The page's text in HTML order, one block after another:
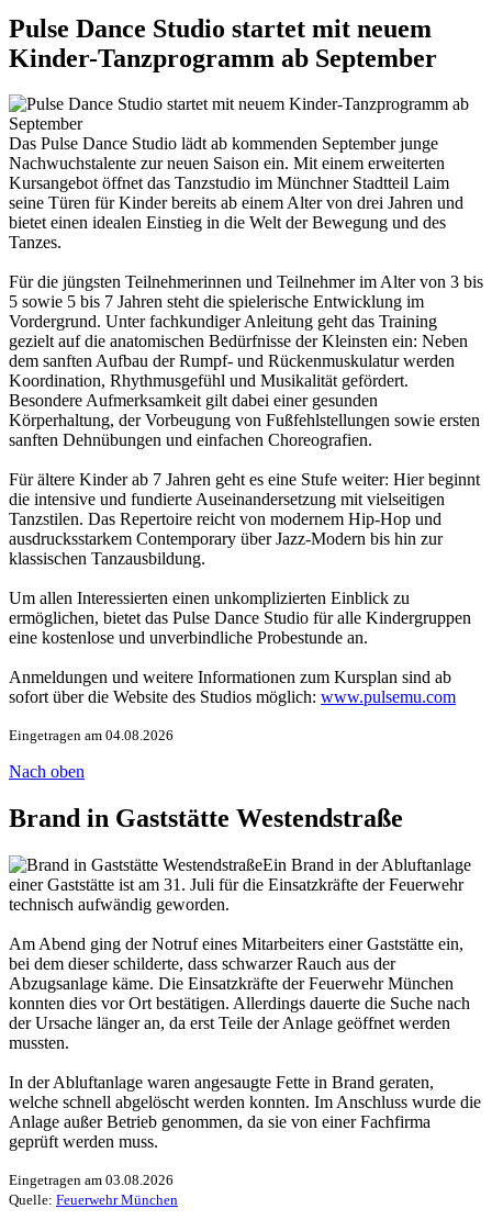
Pulse Dance Studio startet mit neuem
Kinder-Tanzprogramm ab September
Das Pulse Dance Studio lädt ab kommenden September junge
Nachwuchstalente zur neuen Saison ein. Mit einem erweiterten
Kursangebot öffnet das Tanzstudio im Münchner Stadtteil Laim
seine Türen für Kinder bereits ab einem Alter von drei Jahren und
bietet einen idealen Einstieg in die Welt der Bewegung und des
Tanzes.
Für die jüngsten Teilnehmerinnen und Teilnehmer im Alter von 3 bis
5 sowie 5 bis 7 Jahren steht die spielerische Entwicklung im
Vordergrund. Unter fachkundiger Anleitung geht das Training
gezielt auf die anatomischen Bedürfnisse der Kleinsten ein: Neben
dem sanften Aufbau der Rumpf- und Rückenmuskulatur werden
Koordination, Rhythmusgefühl und Musikalität gefördert.
Besondere Aufmerksamkeit gilt dabei einer gesunden
Körperhaltung, der Vorbeugung von Fußfehlstellungen sowie ersten
sanften Dehnübungen und einfachen Choreografien.
Für ältere Kinder ab 7 Jahren geht es eine Stufe weiter: Hier beginnt
die intensive und fundierte Auseinandersetzung mit vielseitigen
Tanzstilen. Das Repertoire reicht von modernem Hip-Hop und
ausdrucksstarkem Contemporary über Jazz-Modern bis hin zur
klassischen Tanzausbildung.
Um allen Interessierten einen unkomplizierten Einblick zu
ermöglichen, bietet das Pulse Dance Studio für alle Kindergruppen
eine kostenlose und unverbindliche Probestunde an.
Anmeldungen und weitere Informationen zum Kursplan sind ab
sofort über die Website des Studios möglich: www.pulsemu.com
Eingetragen am 04.08.2026
Nach oben
Brand in Gaststätte Westendstraße
Ein Brand in der Abluftanlage
einer Gaststätte ist am 31. Juli für die Einsatzkräfte der Feuerwehr
technisch aufwändig geworden.
Am Abend ging der Notruf eines Mitarbeiters einer Gaststätte ein,
bei dem dieser schilderte, dass schwarzer Rauch aus der
Abzugsanlage käme. Die Einsatzkräfte der Feuerwehr München
konnten dies vor Ort bestätigen. Allerdings dauerte die Suche nach
der Ursache länger an, da erst Teile der Anlage geöffnet werden
mussten.
In der Abluftanlage waren angesaugte Fette in Brand geraten,
welche schnell abgelöscht werden konnten. Im Anschluss wurde die
Anlage außer Betrieb genommen, da sie von einer Fachfirma
geprüft werden muss.
Eingetragen am 03.08.2026
Quelle: Feuerwehr München